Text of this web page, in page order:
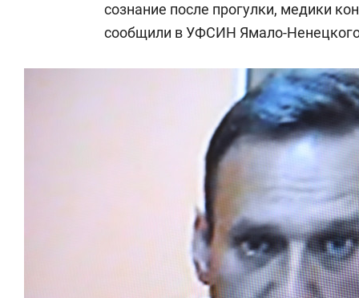
сознание после прогулки, медики
сообщили в УФСИН Ямало-Ненецкого
Рекомендуем Рекомендуем
150 камер
ID вместо